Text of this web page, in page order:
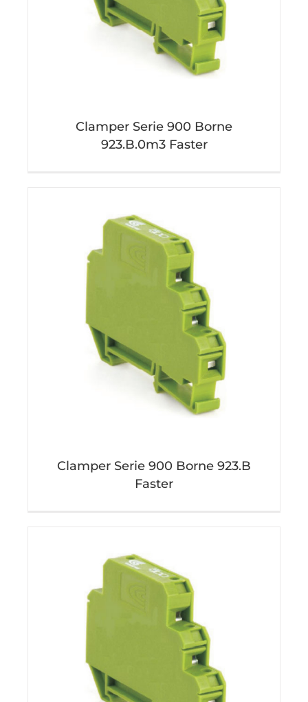
Clamper Serie 900 Borne
923.B.0m3 Faster
Clamper Serie 900 Borne 923.B
Faster